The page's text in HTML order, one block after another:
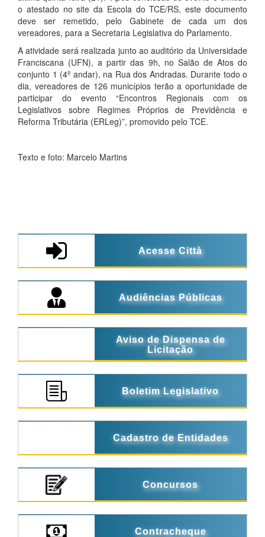
o atestado no site da Escola do TCE/RS, este documento
deve ser remetido, pelo Gabinete de cada um dos
vereadores, para a Secretaria Legislativa do Parlamento.
A atividade será realizada junto ao auditório da Universidade
Franciscana (UFN), a partir das 9h, no Salão de Atos do
conjunto 1 (4º andar), na Rua dos Andradas. Durante todo o
dia, vereadores de 126 municípios terão a oportunidade de
participar do evento “Encontros Regionais com os
Legislativos sobre Regimes Próprios de Previdência e
Reforma Tributária (ERLeg)”, promovido pelo TCE.
Texto e foto: Marcelo Martins
Acesse Città
Audiências Públicas
Aviso de Dispensa de
Licitação
Boletim Legislativo
Cadastro de Entidades
Concursos
Contracheque